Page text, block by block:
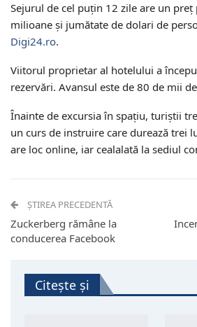
Sejurul de cel puţin 12 zile are un preţ
milioane şi jumătate de dolari de
Digi24.ro.
Viitorul proprietar al hotelului a
rezervări. Avansul este de 80 de mii
Înainte de excursia în spaţiu, turiştii
un curs de instruire care durează trei
are loc online, iar cealalată la sediul
ȘTIREA PRECEDENTĂ
Zuckerberg rămâne la
conducerea Facebook
Citește și